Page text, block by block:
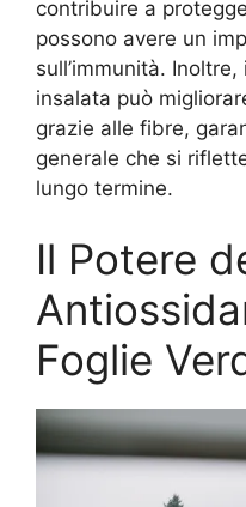
contribuire a
possono avere un
sull’immunità.
insalata può
grazie alle fibre,
generale che si
lungo termine.
Il Potere
Foglie